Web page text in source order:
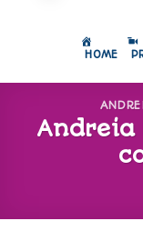
HOME
Andreia